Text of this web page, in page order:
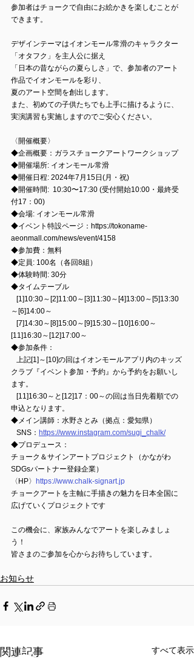
参加者はチョークで自由にお絵かきを楽しむことが
できます。
デザインテーマはイオンモール常滑のキャラクター
「オタフク」を主人公に据え
「日本の昔ながらの夏らしさ」で、参加者のアート
作品でイオンモールを彩り、
夏のアート空間を創出します。
また、初めての子供たちでも上手に描けるように、
実演講習も実施しますのでご安心ください。
〈開催概要〉
◆企画概要：ガラスチョークアートワークショップ
◆開催場所: イオンモール常滑
◆開催日程: 2024年7月15日(月・祝)
◆開催時間:  10:30〜17:30 (受付開始10:00・最終受
付17：00)
◆会場: イオンモール常滑
◆イベント特設ページ：https://tokoname-
aeonmall.com/news/event/4158
◆参加費：無料
◆定員: 100名（各回8組）
◆体験時間: 30分
◆タイムテーブル
～[6]14:00～
[11]16:30～[12]17:00～
◆参加条件：
クラブ『イベント参加・予約』から予約をお願いし
ます。
申込となります。
◆メイン講師：水野さとみ（拠点：愛知県）
   SNS：
https://www.instagram.com/sugi_chalk/
◆プロデュース：
チョーク＆サインアートプロジェクト（かながわ
SDGsパートナー登録企業）
〈HP〉
https://www.chalk-signart.jp
チョークアートを主軸に手描きの魅力を日本全国に
広げていくプロジェクトです
この機会に、家族みんなでアートを楽しみましょ
う！
皆さまのご参加を心からお待ちしています。
お知らせ
関連記事 すべて表示